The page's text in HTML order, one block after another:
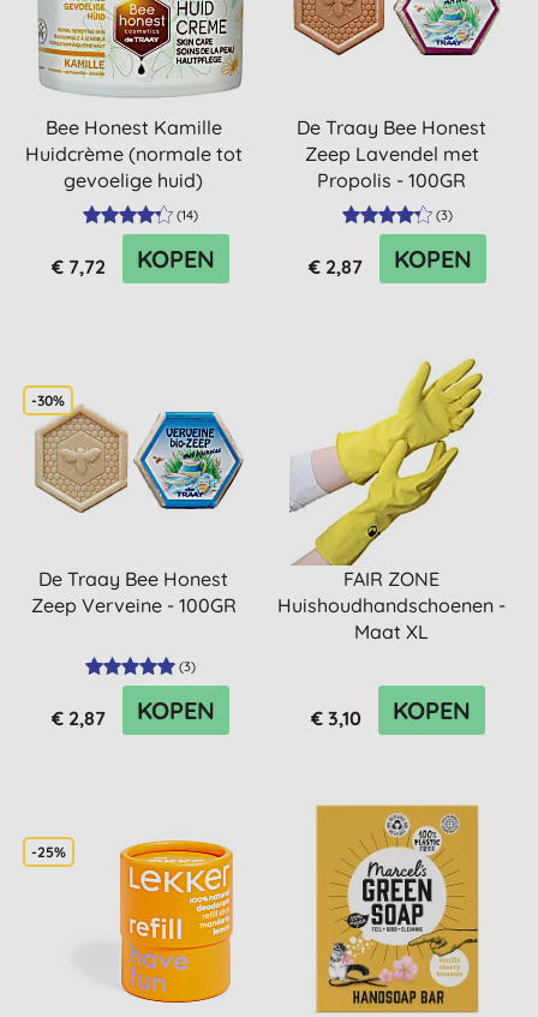
Bee Honest Kamille
Huidcrème (normale tot
gevoelige huid)
(14)
€ 7,72 KOPEN
De Traay Bee Honest
Zeep Lavendel met
Propolis - 100GR
(3)
€ 2,87 KOPEN
-30%
De Traay Bee Honest
Zeep Verveine - 100GR
(3)
€ 2,87 KOPEN
FAIR ZONE
Huishoudhandschoenen -
Maat XL
€ 3,10 KOPEN
-25%